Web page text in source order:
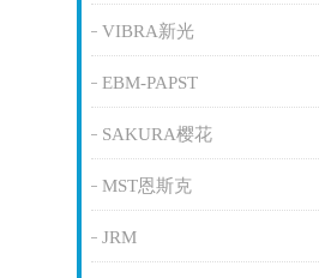
VIBRA新光
EBM-PAPST
SAKURA樱花
MST恩斯克
JRM